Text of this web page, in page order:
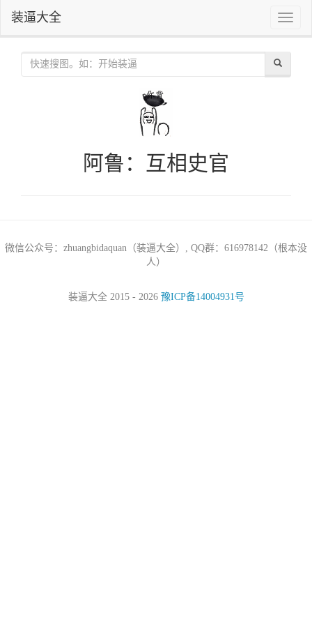
Toggle
装逼大全
阿鲁：互相史官
微信公众号：zhuangbidaquan（装逼大全）, QQ群：616978142（根本没
人）
装逼大全 2015 - 2026 豫ICP备14004931号